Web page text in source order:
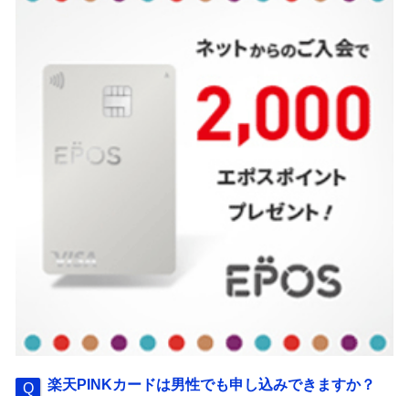
楽天PINKカードは男性でも申し込みできますか？